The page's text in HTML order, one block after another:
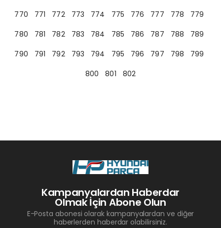
770
771 772 773 774 775 776 777 778
779
780
781 782 783 784 785 786 787 788
789
790
791 792 793 794 795 796 797 798
799
800
801 802
Kampanyalardan Haberdar
Olmak İçin Abone Olun
E-Posta abonesi olarak kampanyalardan ve diğer
haberlerden haberdar olabilirsiniz.